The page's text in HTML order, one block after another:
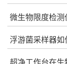
微生物限度检测
浮游菌采样器如
超净工作台在生